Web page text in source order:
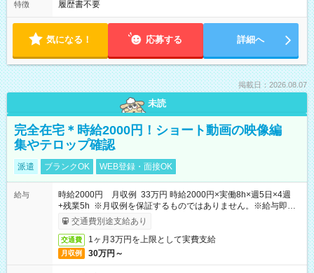
特徴 履歴書不要
気になる！ 応募する 詳細へ
掲載日：2026.08.07
未読
完全在宅＊時給2000円！ショート動画の映像編
集やテロップ確認
派遣 ブランクOK WEB登録・面接OK
給与
時給2000円 月収例 33万円 時給2000円×実働8h×週5日×4週
+残業5h ※月収例を保証するものではありません。※給与即受
取りサービス利用可（利用条件有）
交通費別途支給あり
交通費 1ヶ月3万円を上限として実費支給
月収例 30万円～